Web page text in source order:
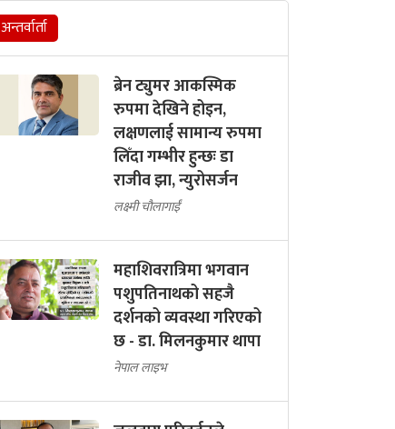
अन्तर्वार्ता
ब्रेन ट्युमर आकस्मिक
रुपमा देखिने होइन,
लक्षणलाई सामान्य रुपमा
लिँदा गम्भीर हुन्छः डा
राजीव झा, न्युरोसर्जन
लक्ष्मी चौलागाईं
महाशिवरात्रिमा भगवान
पशुपतिनाथको सहजै
दर्शनको व्यवस्था गरिएको
छ - डा. मिलनकुमार थापा
नेपाल लाइभ